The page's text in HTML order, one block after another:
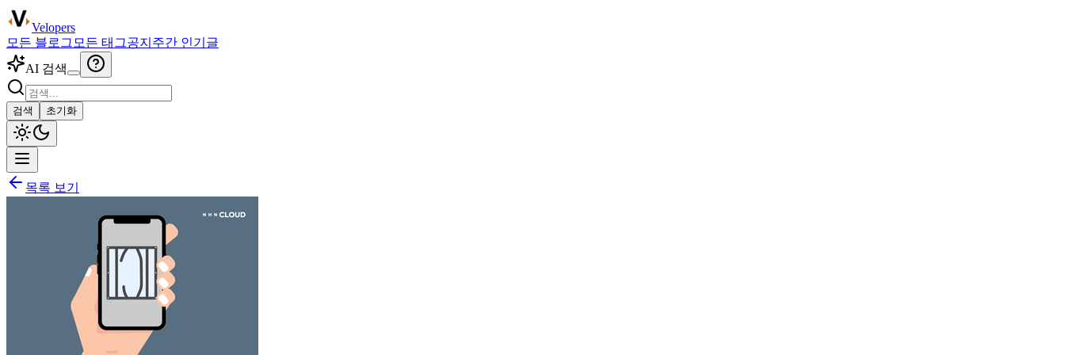
Velopers
모든 블로그 모든 태그공지 주간 인기글
AI 검색
검색 초기화
목록 보기